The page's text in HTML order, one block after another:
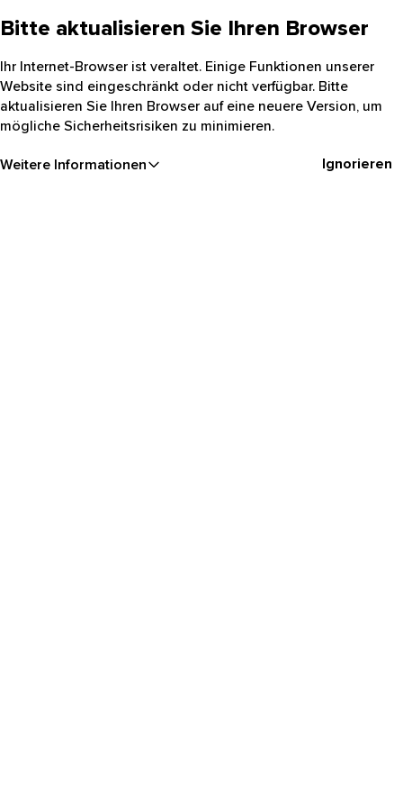
Bitte aktualisieren Sie Ihren Browser
Ihr Internet-Browser ist veraltet. Einige Funktionen unserer
Website sind eingeschränkt oder nicht verfügbar. Bitte
aktualisieren Sie Ihren Browser auf eine neuere Version, um
mögliche Sicherheitsrisiken zu minimieren.
Weitere Informationen Ignorieren